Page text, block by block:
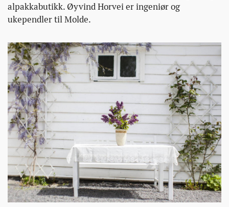
alpakkabutikk. Øyvind Horvei er ingeniør og
ukependler til Molde.